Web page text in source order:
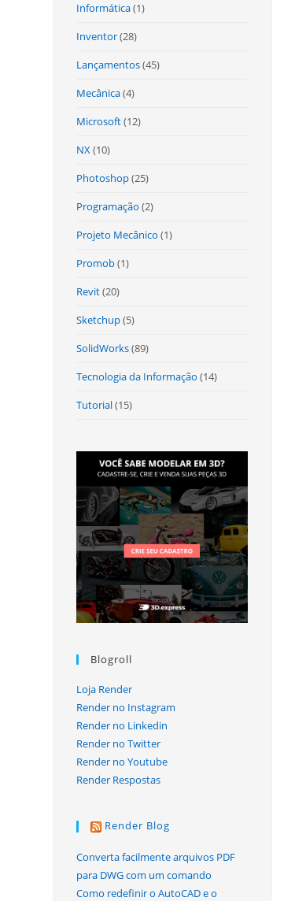
Informática(1)
Inventor(28)
Lançamentos(45)
Mecânica(4)
Microsoft(12)
NX(10)
Photoshop(25)
Programação (2)
Projeto Mecânico (1)
Promob(1)
Revit(20)
Sketchup(5)
SolidWorks(89)
Tecnologia da Informação (14)
Tutorial(15)
Blogroll
Loja Render
Render no Instagram
Render no Linkedin
Render no Twitter
Render no Youtube
Render Respostas
Render Blog
Converta facilmente arquivos PDF
para DWG com um comando
Como redefinir o AutoCAD e o